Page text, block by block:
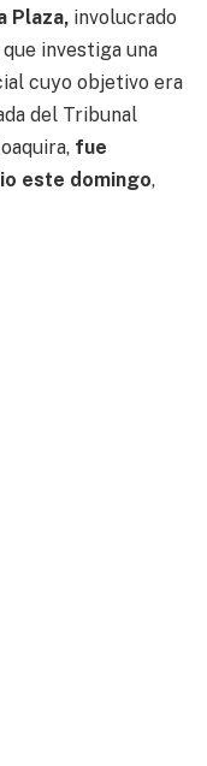
Plaza, involucrado
que investiga una
cuyo objetivo era
del Tribunal
fue
este domingo,